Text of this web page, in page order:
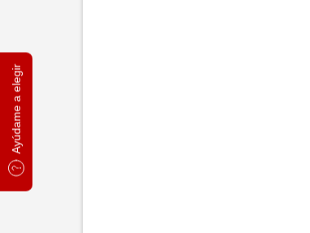
Ayúdame a elegir